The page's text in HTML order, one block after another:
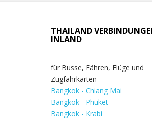
THAILAND
INLAND
für Busse, Fähren, Flüge und
Zugfahrkarten
Bangkok - Chiang Mai
Bangkok - Phuket
Bangkok - Krabi